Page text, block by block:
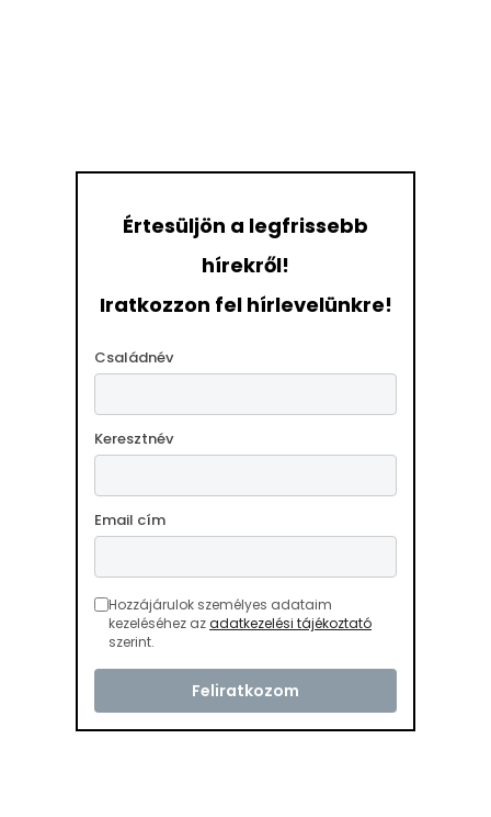
Értesüljön a legfrissebb
hírekről!
Iratkozzon fel hírlevelünkre!
Családnév
Keresztnév
Email cím
Hozzájárulok személyes adataim
kezeléséhez azadatkezelési tájékoztató
szerint.